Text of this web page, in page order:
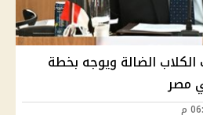
الكلاب الضالة ويوجه بخطة
مصر